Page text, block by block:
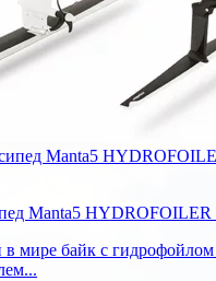
Manta5
мире байк с гидрофойлом